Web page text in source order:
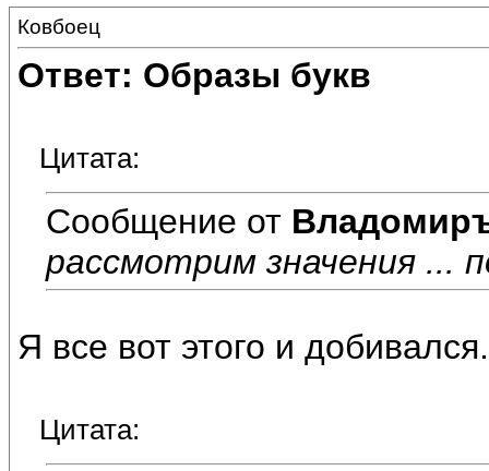
Ковбоец
Ответ: Образы букв
Цитата:
Сообщение от
рассмотрим значения ...
Я все вот этого и
Цитата: